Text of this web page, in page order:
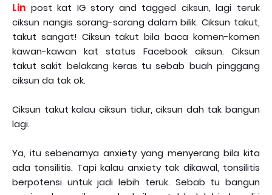
Lin post kat IG story and tagged ciksun, lagi teruk
ciksun nangis sorang-sorang dalam bilik. Ciksun takut,
takut sangat! Ciksun takut bila baca komen-komen
kawan-kawan kat status Facebook ciksun. Ciksun
takut sakit belakang keras tu sebab buah pinggang
ciksun da tak ok.
Ciksun takut kalau ciksun tidur, ciksun dah tak bangun
lagi.
Ya, itu sebenarnya anxiety yang menyerang bila kita
ada tonsilitis. Tapi kalau anxiety tak dikawal, tonsilitis
berpotensi untuk jadi lebih teruk. Sebab tu bangun